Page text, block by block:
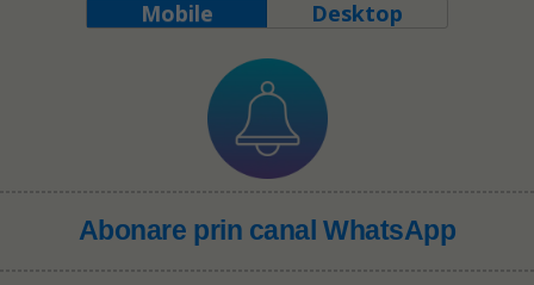
Mobile Desktop
Abonare prin canal WhatsApp